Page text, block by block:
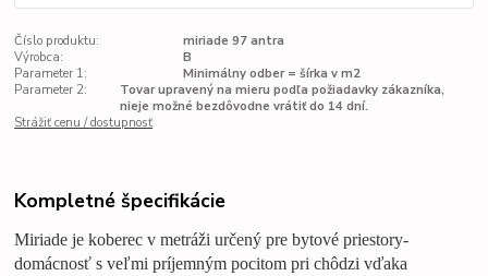
Číslo produktu:
miriade 97 antra
Výrobca:
B
Parameter 1:
Minimálny odber = šírka v m2
Parameter 2:
Tovar upravený na mieru podľa požiadavky zákazníka,
nieje možné bezdôvodne vrátiť do 14 dní.
Strážiť cenu / dostupnosť
Kompletné špecifikácie
Miriade je koberec v metráži určený pre bytové priestory-
domácnosť s veľmi príjemným pocitom pri chôdzi vďaka